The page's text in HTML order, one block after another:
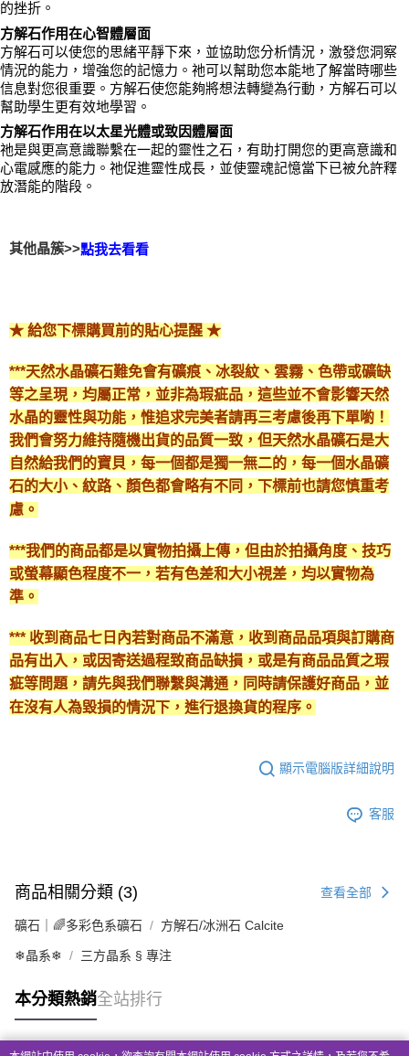
的挫折。
方解石作用在心智體層面
方解石可以使您的思緒平靜下來，並協助您分析情況，激發您洞察
情況的能力，增強您的記憶力。祂可以幫助您本能地了解當時哪些
信息對您很重要。方解石使您能夠將想法轉變為行動，方解石可以
幫助學生更有效地學習。
方解石作用在以太星光體或致因體層面
祂是與更高意識聯繫在一起的靈性之石，有助打開您的更高意識和
心電感應的能力。祂促進靈性成長，並使靈魂記憶當下已被允許釋
放潛能的階段。
其他晶簇>>點我去看看
★ 給您下標購買前的貼心提醒 ★
***天然水晶礦石難免會有礦痕、冰裂紋、雲霧、色帶或礦缺
等之呈現，均屬正常，並非為瑕疵品，這些並不會影響天然
水晶的靈性與功能，惟追求完美者請再三考慮後再下單喲！
我們會努力維持隨機出貨的品質一致，但天然水晶礦石是大
自然給我們的寶貝，每一個都是獨一無二的，每一個水晶礦
石的大小、紋路、顏色都會略有不同，下標前也請您慎重考
慮。
***我們的商品都是以實物拍攝上傳，但由於拍攝角度、技巧
或螢幕顯色程度不一，若有色差和大小視差，均以實物為
準。
*** 收到商品七日內若對商品不滿意，收到商品品項與訂購商
品有出入，或因寄送過程致商品缺損，或是有商品品質之瑕
疵等問題，請先與我們聯繫與溝通，同時請保護好商品，並
在沒有人為毀損的情況下，進行退換貨的程序。
顯示電腦版詳細說明
客服
商品相關分類 (3) 查看全部
礦石｜🌈多彩色系礦石 方解石/冰洲石 Calcite
❄晶系❄ 三方晶系 § 專注
本分類熱銷全站排行